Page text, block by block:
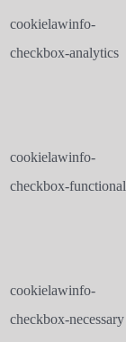
cookielawinfo-
checkbox-analytics
cookielawinfo-
checkbox-functional
cookielawinfo-
checkbox-necessary